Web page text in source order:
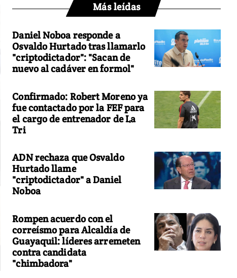
La carrera de Odontología es una de las más demandadas en la
Más leídas
Daniel Noboa responde a
Osvaldo Hurtado tras llamarlo
"criptodictador": "Sacan de
nuevo al cadáver en formol"
Confirmado: Robert Moreno ya
fue contactado por la FEF para
el cargo de entrenador de La
Tri
ADN rechaza que Osvaldo
Hurtado llame
"criptodictador" a Daniel
Noboa
Rompen acuerdo con el
correísmo para Alcaldía de
Guayaquil: líderes arremeten
contra candidata
"chimbadora"